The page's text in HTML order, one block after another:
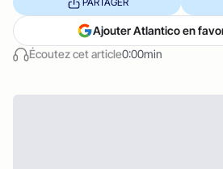
Écoutez cet article0:00min
Ajouter Atlantico en